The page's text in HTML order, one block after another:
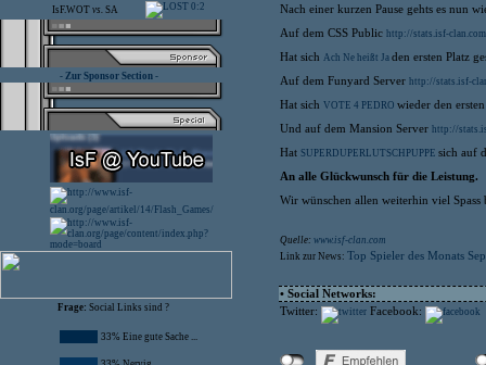
IsF.WOT vs. SA 0:2
- Zur Sponsor Section -
Frage: Social Links sind ?
33% Eine gute Sache ...
Nach einer kurzen Pause gehts es nun
Auf dem CSS Public http://stats.isf-
Hat sich Ach Ne heißt Ja den ersten Platz
Auf dem Funyard Server http://stats.isf-
Hat sich VOTE 4 PEDRO wieder den
Und auf dem Mansion Server http://
Hat SUPERDUPERLUTSCHPUPPE sich auf
An alle Glückwunsch für die Leistung.
Wir wünschen allen weiterhin viel Spass
Quelle: www.isf-clan.com
Link zur News: Top Spieler des Monats
• Social Networks:
Twitter:
Facebook: